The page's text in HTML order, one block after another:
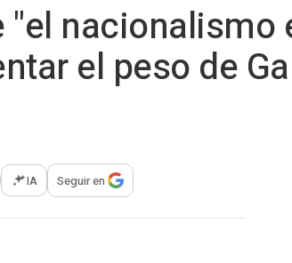
nacionalismo
el peso de
opciones para compartir
IA Seguir en